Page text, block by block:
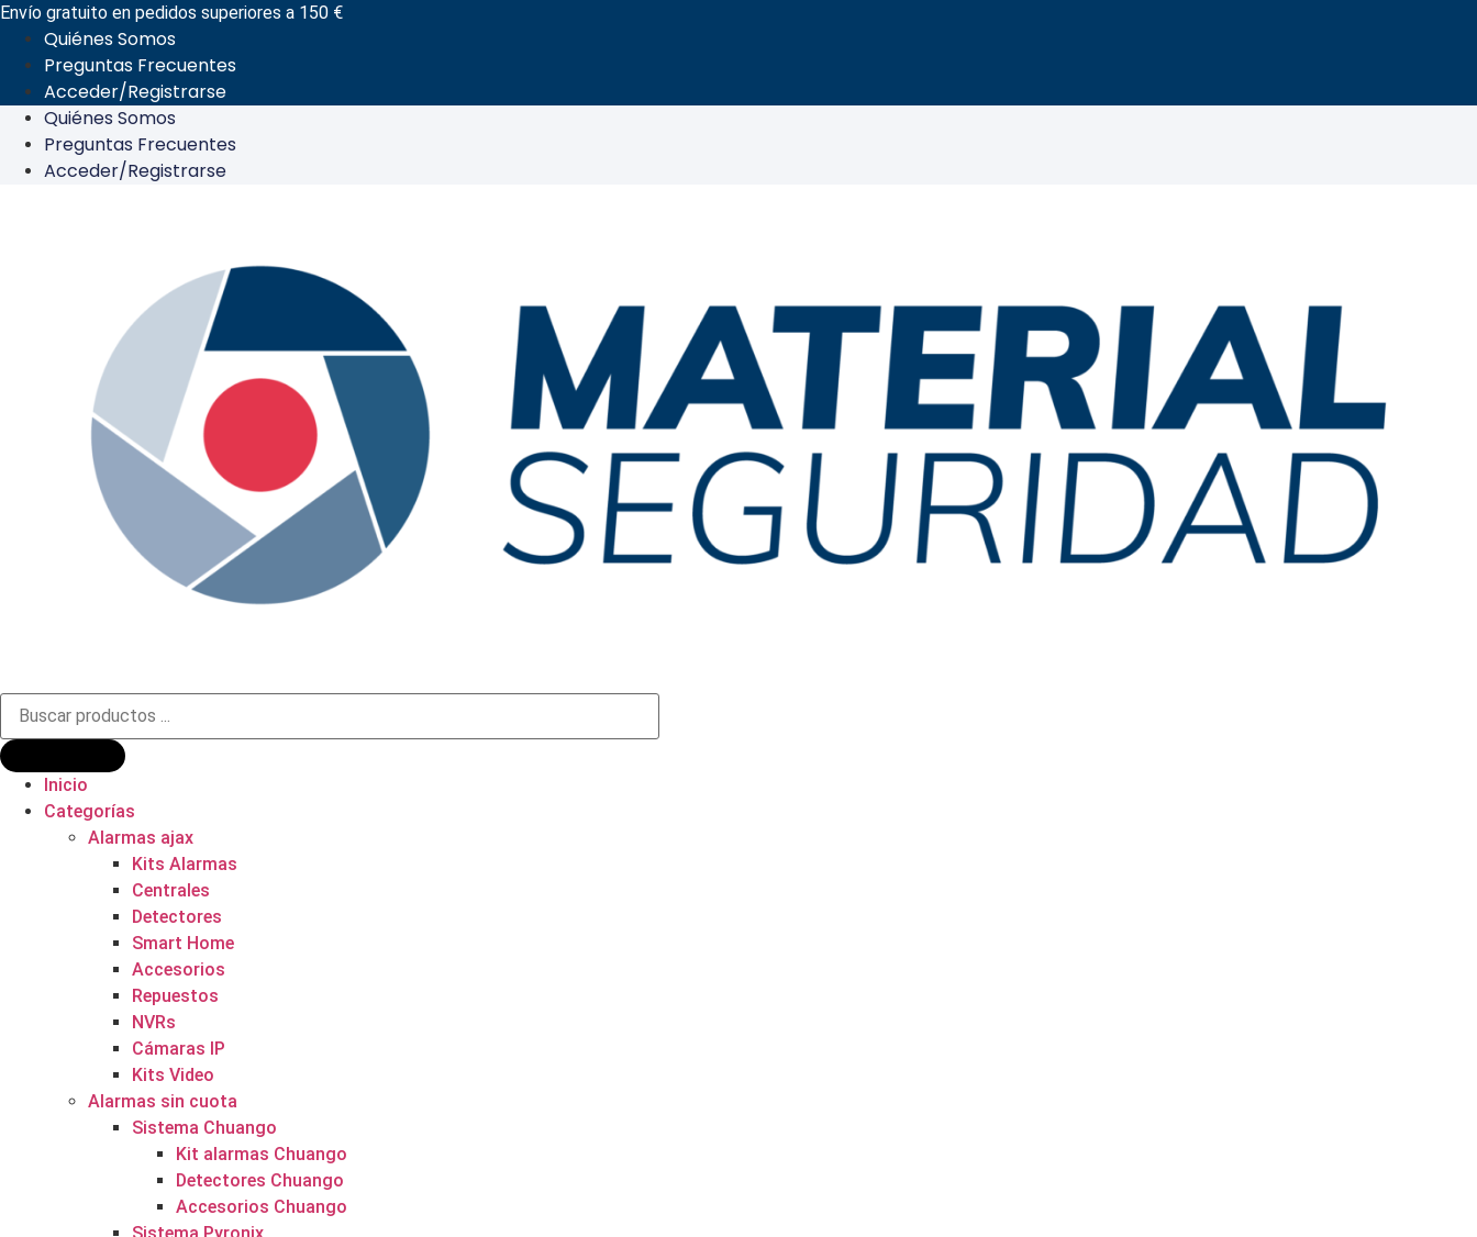
Ir
contenido
Envío gratuito en pedidos superiores a 150 €
Quiénes Somos
Preguntas Frecuentes
Acceder/Registrarse
Quiénes Somos
Preguntas Frecuentes
Acceder/Registrarse
Búsqueda
productos
Inicio
Categorías
Alarmas ajax
Kits Alarmas
Centrales
Detectores
Smart Home
Accesorios
Repuestos
NVRs
Cámaras IP
Kits Video
Alarmas sin cuota
Sistema Chuango
Kit alarmas Chuango
Detectores Chuango
Accesorios Chuango
Sistema Pyronix